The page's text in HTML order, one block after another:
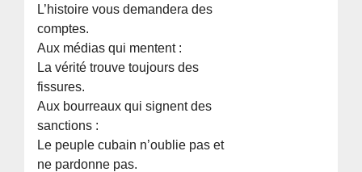
L’histoire vous demandera des
comptes.
Aux médias qui mentent :
La vérité trouve toujours des
fissures.
Aux bourreaux qui signent des
sanctions :
Le peuple cubain n’oublie pas et
ne pardonne pas.